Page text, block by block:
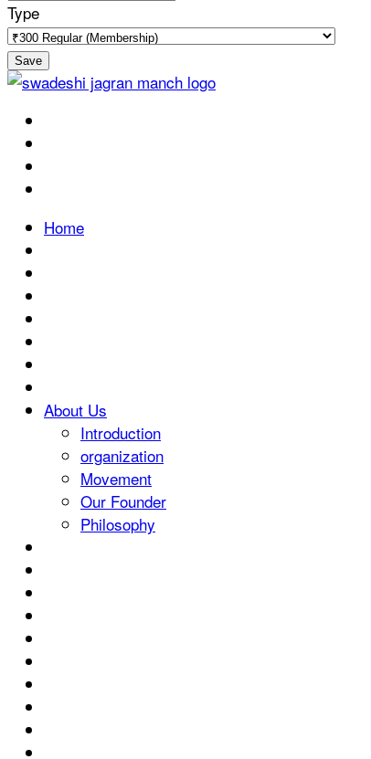
Type
Save
Home
About Us
Introduction
organization
Movement
Our Founder
Philosophy